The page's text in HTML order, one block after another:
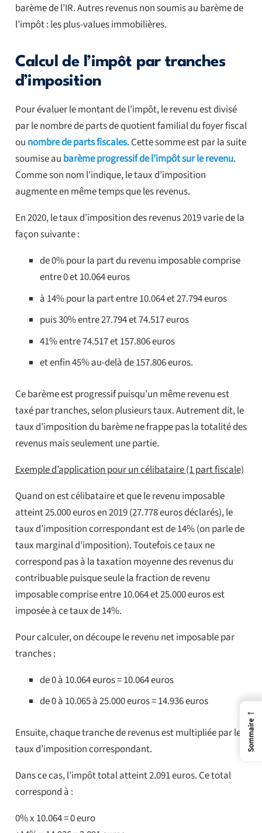
barème de l’IR. Autres revenus non soumis au barème de
l’impôt : les plus-values immobilières.
Calcul de l’impôt par tranches
d’imposition
Pour évaluer le montant de l’impôt, le revenu est divisé
par le nombre de parts de quotient familial du foyer fiscal
ou nombre de parts fiscales. Cette somme est par la suite
soumise au barème progressif de l’impôt sur le revenu.
Comme son nom l’indique, le taux d’imposition
augmente en même temps que les revenus.
En 2020, le taux d’imposition des revenus 2019 varie de la
façon suivante :
de 0% pour la part du revenu imposable comprise
entre 0 et 10.064 euros
à 14% pour la part entre 10.064 et 27.794 euros
puis 30% entre 27.794 et 74.517 euros
41% entre 74.517 et 157.806 euros
et enfin 45% au-delà de 157.806 euros.
Ce barème est progressif puisqu’un même revenu est
taxé par tranches, selon plusieurs taux. Autrement dit, le
taux d’imposition du barème ne frappe pas la totalité des
revenus mais seulement une partie.
Exemple d’application pour un célibataire (1 part fiscale)
Quand on est célibataire et que le revenu imposable
atteint 25.000 euros en 2019 (27.778 euros déclarés), le
taux d’imposition correspondant est de 14% (on parle de
taux marginal d’imposition). Toutefois ce taux ne
correspond pas à la taxation moyenne des revenus du
contribuable puisque seule la fraction de revenu
imposable comprise entre 10.064 et 25.000 euros est
imposée à ce taux de 14%.
Pour calculer, on découpe le revenu net imposable par
tranches :
de 0 à 10.064 euros = 10.064 euros
de 0 à 10.065 à 25.000 euros = 14.936 euros
Ensuite, chaque tranche de revenus est multipliée par le
taux d’imposition correspondant.
Dans ce cas, l’impôt total atteint 2.091 euros. Ce total
correspond à :
0% x 10.064 = 0 euro
←
Sommaire